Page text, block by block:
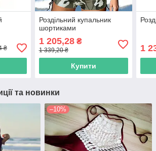
₴
Роздільний купальник
шортиками
1 205,28₴
1 339,20 ₴
Купити
1
та новинки
–10%